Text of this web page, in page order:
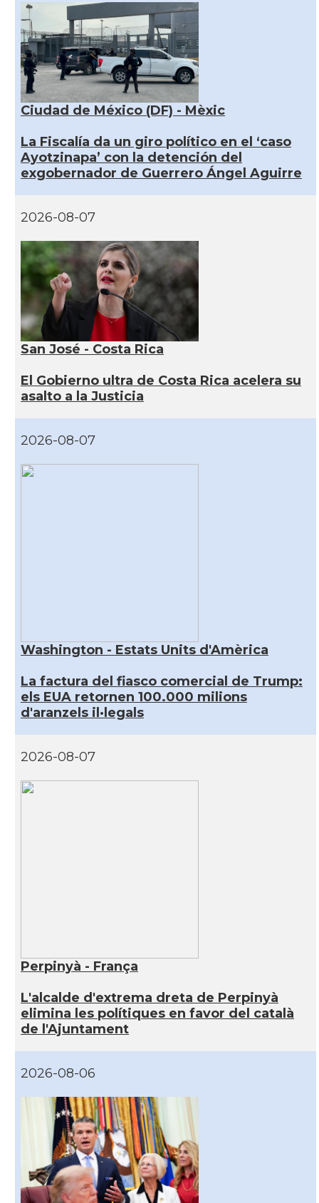
Ciudad de México (DF) - Mèxic
La Fiscalía da un giro político en el ‘caso
Ayotzinapa’ con la detención del
exgobernador de Guerrero Ángel Aguirre
2026-08-07
San José - Costa Rica
El Gobierno ultra de Costa Rica acelera su
asalto a la Justicia
2026-08-07
Washington - Estats Units d'Amèrica
La factura del fiasco comercial de Trump:
els EUA retornen 100.000 milions
d'aranzels il·legals
2026-08-07
Perpinyà - França
L'alcalde d'extrema dreta de Perpinyà
elimina les polítiques en favor del català
de l'Ajuntament
2026-08-06